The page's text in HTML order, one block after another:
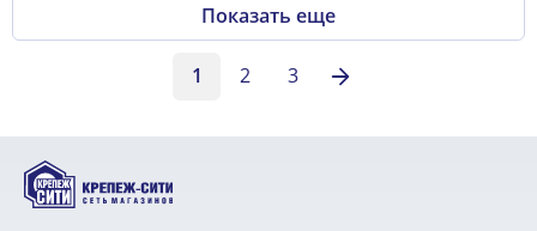
Показать еще
1 2 3